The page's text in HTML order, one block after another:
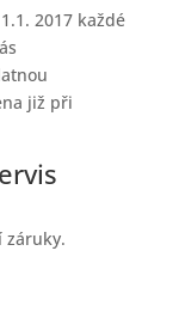
2017 každé
již při
záruky.